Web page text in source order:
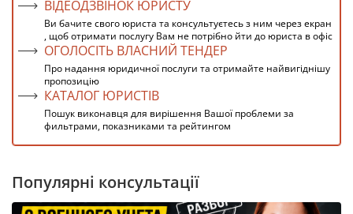
ВІДЕОДЗВІНОК ЮРИСТУ
Ви бачите свого юриста та консультуєтесь з ним через екран
, щоб отримати послугу Вам не потрібно йти до юриста в офіс
ОГОЛОСІТЬ ВЛАСНИЙ ТЕНДЕР
Про надання юридичної послуги та отримайте найвигіднішу
пропозицію
КАТАЛОГ ЮРИСТІВ
Пошук виконавця для вирішення Вашої проблеми за
фильтрами, показниками та рейтингом
Популярні консультації